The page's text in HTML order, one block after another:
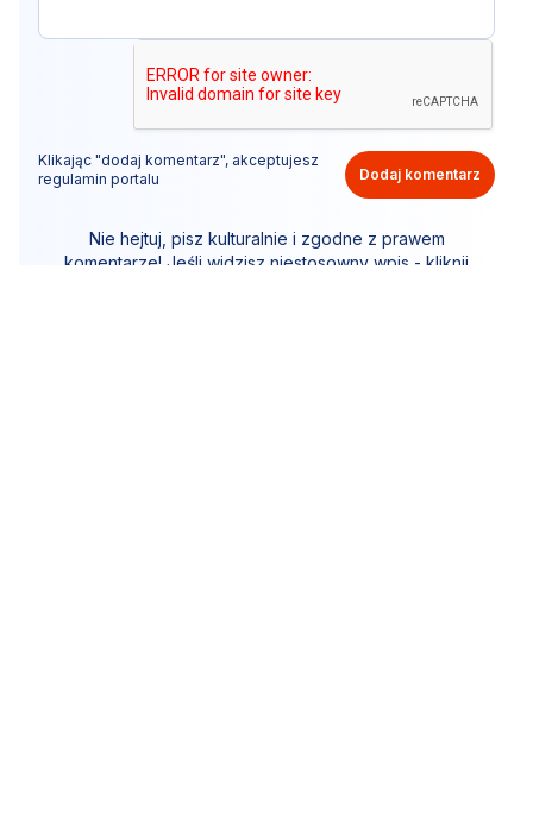
Klikając "dodaj komentarz", akceptujesz
regulamin portalu
Dodaj komentarz
Nie hejtuj, pisz kulturalnie i zgodne z prawem
komentarze! Jeśli widzisz niestosowny wpis - kliknij